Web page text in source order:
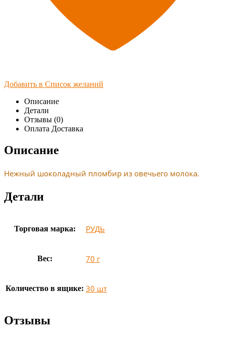
Добавить в Список желаний
Описание
Детали
Отзывы (0)
Оплата Доставка
Описание
Нежный шоколадный пломбир из овечьего молока.
Детали
Торговая марка: РУДЬ
Вес: 70 г
Количество в ящике: 30 шт
Отзывы